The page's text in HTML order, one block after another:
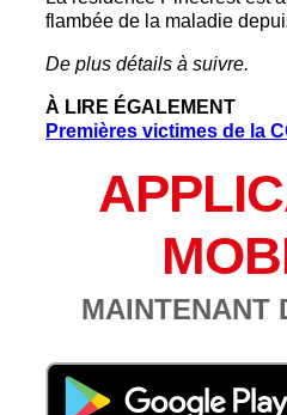
flambée de la maladie
De plus détails à suivre.
À LIRE ÉGALEMENT
Premières victimes de la
MAINTENANT